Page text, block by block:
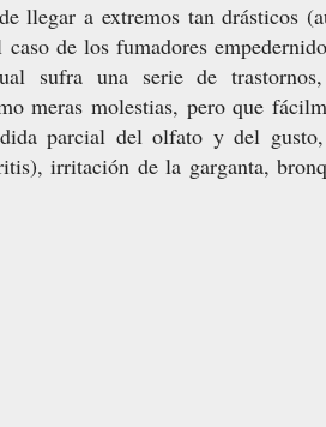
llegar a extremos tan drásticos
caso de los fumadores
sufra una serie de
meras molestias, pero que
parcial del olfato y del
irritación de la garganta,